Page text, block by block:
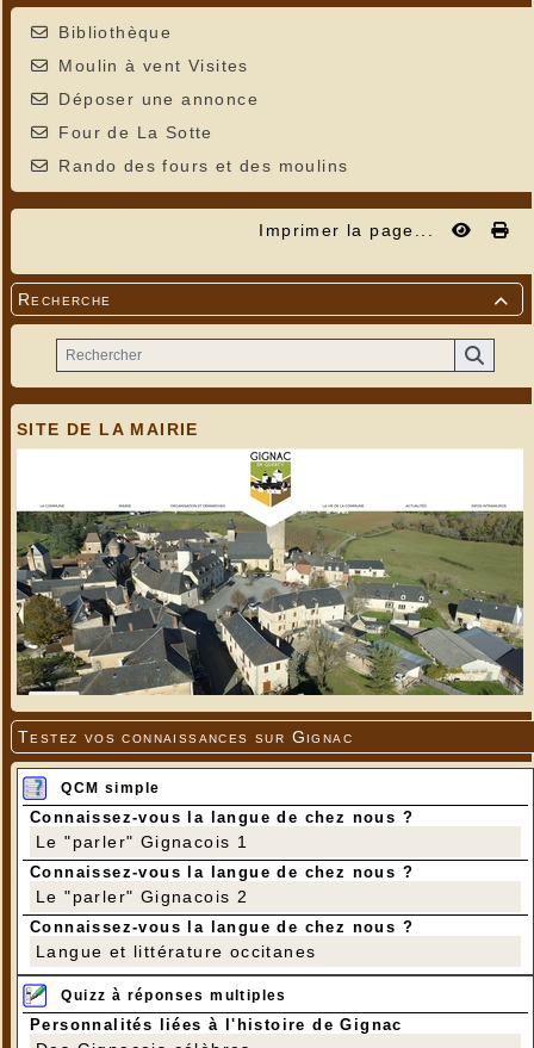
Bibliothèque
Moulin à vent Visites
Déposer une annonce
Four de La Sotte
Rando des fours et des moulins
Imprimer la page...

Recherche
SITE DE LA MAIRIE
Testez vos connaissances sur Gignac
QCM simple
Connaissez-vous la langue de chez nous ?
Le "parler" Gignacois 1
Connaissez-vous la langue de chez nous ?
Le "parler" Gignacois 2
Connaissez-vous la langue de chez nous ?
Langue et littérature occitanes
Quizz à réponses multiples
Personnalités liées à l'histoire de Gignac